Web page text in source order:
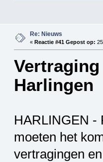
Re: Nieuws
« Reactie #41 Gepost op:
Harlingen
HARLINGEN -
moeten het
vertragingen